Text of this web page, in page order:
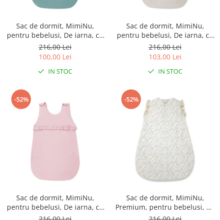
Sac de dormit, MimiNu,
pentru bebelusi, De iarna, cu
volanase, din bumbac, cu
fermoar lateral, cu capse pe
umar, 70 cm, 0 - 6 luni, 2.5
Tog, Colectia Royal, Nepal
216,00 Lei
100,00 Lei
IN STOC
Sac de dormit, MimiNu,
pentru bebelusi, De iarna, cu
volanase, din bumbac, cu
fermoar lateral, cu capse pe
umar, 70 cm, 0 - 6 luni, 2.5
Tog, Colectia Royal, Beige
216,00 Lei
103,00 Lei
IN STOC
-52%
Sac de dormit, MimiNu,
pentru bebelusi, De iarna, cu
volanase, din bumbac, cu
-52%
Sac de dormit, MimiNu,
Premium, pentru bebelusi, De
iarna, din bumbac, cu dantela